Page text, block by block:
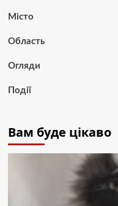
Місто
Область
Огляди
Події
Вам буде цікаво